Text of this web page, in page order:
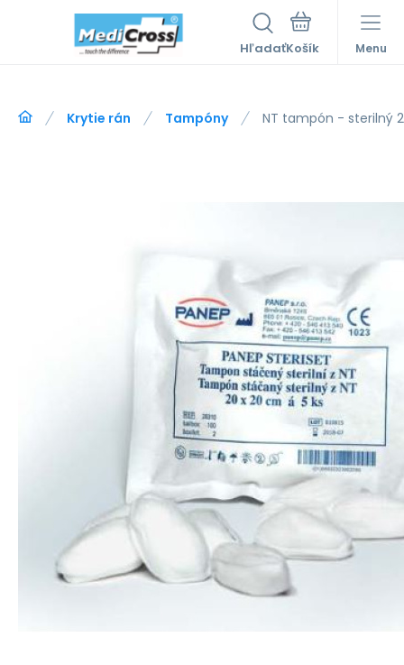
Hľadať Menu
Krytie rán Tampóny NT tampón - sterilný